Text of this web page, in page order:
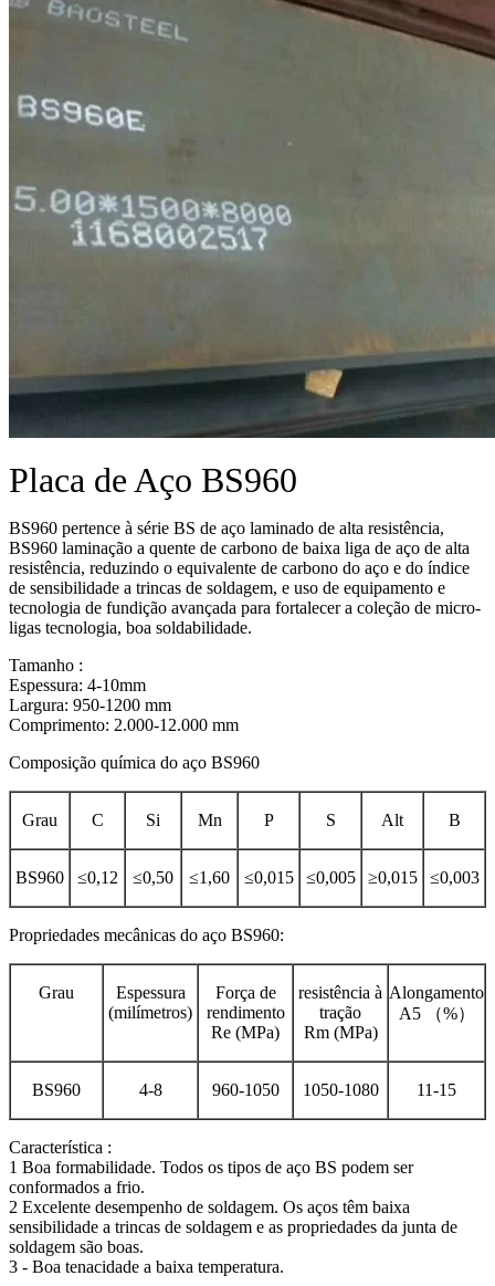
Placa de Aço BS960
BS960 pertence à série BS de aço laminado de alta resistência,
BS960 laminação a quente de carbono de baixa liga de aço de alta
resistência, reduzindo o equivalente de carbono do aço e do índice
de sensibilidade a trincas de soldagem, e uso de equipamento e
tecnologia de fundição avançada para fortalecer a coleção de micro-
ligas tecnologia, boa soldabilidade.
Tamanho :
Espessura: 4-10mm
Largura: 950-1200 mm
Comprimento: 2.000-12.000 mm
Composição química do aço BS960
Grau C Si Mn P S Alt B
BS960 ≤0,12 ≤0,50 ≤1,60 ≤0,015 ≤0,005 ≥0,015 ≤0,003
Propriedades mecânicas do aço BS960:
Grau
Espessura
(milímetros)
Força de
rendimento
Re (MPa)
resistência à
tração
Rm (MPa)
Alongamento
A5 （%）
BS960 4-8 960-1050 1050-1080 11-15
Característica :
1 Boa formabilidade. Todos os tipos de aço BS podem ser
conformados a frio.
2 Excelente desempenho de soldagem. Os aços têm baixa
sensibilidade a trincas de soldagem e as propriedades da junta de
soldagem são boas.
3 - Boa tenacidade a baixa temperatura.